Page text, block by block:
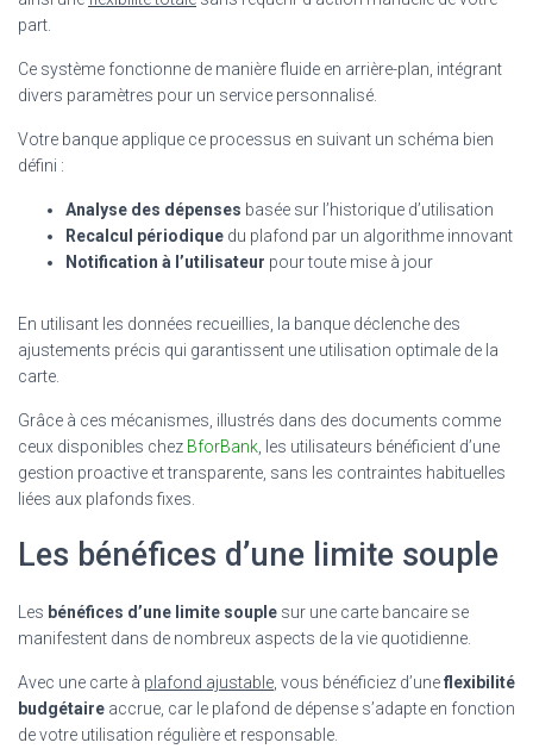
part.
Ce système fonctionne de manière fluide en arrière-plan, intégrant
divers paramètres pour un service personnalisé.
Votre banque applique ce processus en suivant un schéma bien
défini :
Analyse des dépenses basée sur l’historique d’utilisation
Recalcul périodique du plafond par un algorithme innovant
Notification à l’utilisateur pour toute mise à jour
En utilisant les données recueillies, la banque déclenche des
ajustements précis qui garantissent une utilisation optimale de la
carte.
Grâce à ces mécanismes, illustrés dans des documents comme
ceux disponibles chez BforBank , les utilisateurs bénéficient d’une
gestion proactive et transparente, sans les contraintes habituelles
liées aux plafonds fixes.
Les bénéfices d’une limite souple
Les bénéfices d’une limite souple sur une carte bancaire se
manifestent dans de nombreux aspects de la vie quotidienne.
Avec une carte à plafond ajustable , vous bénéficiez d’uneflexibilité
budgétaire accrue, car le plafond de dépense s’adapte en fonction
de votre utilisation régulière et responsable.